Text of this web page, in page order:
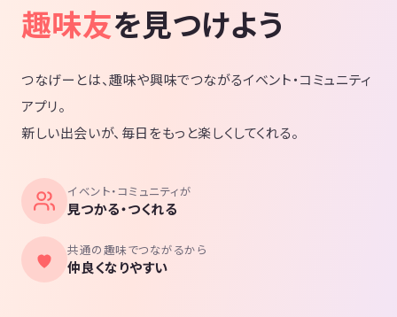
趣味友を見つけよう
つなげーとは、趣味や興味でつながるイベント・コミュニティ
アプリ。
新しい出会いが、毎日をもっと楽しくしてくれる。
イベント・コミュニティが
見つかる・つくれる
共通の趣味でつながるから
仲良くなりやすい